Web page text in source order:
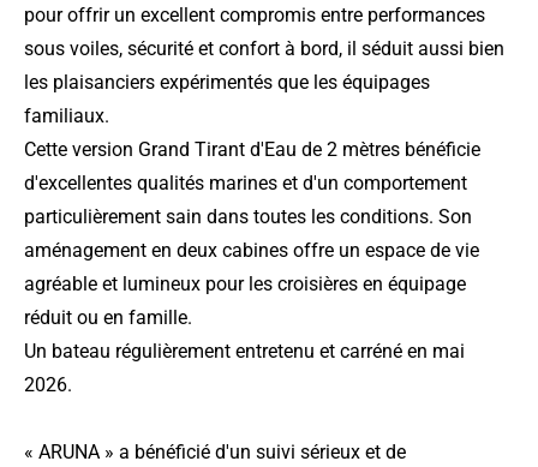
pour offrir un excellent compromis entre performances
sous voiles, sécurité et confort à bord, il séduit aussi bien
les plaisanciers expérimentés que les équipages
familiaux.
Cette version Grand Tirant d'Eau de 2 mètres bénéficie
d'excellentes qualités marines et d'un comportement
particulièrement sain dans toutes les conditions. Son
aménagement en deux cabines offre un espace de vie
agréable et lumineux pour les croisières en équipage
réduit ou en famille.
Un bateau régulièrement entretenu et carréné en mai
2026.
« ARUNA » a bénéficié d'un suivi sérieux et de